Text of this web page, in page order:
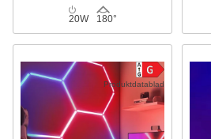
20W 180°
Produktdatablad